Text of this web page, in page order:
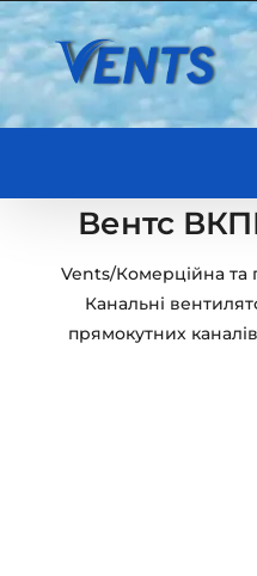
Skip
to
content
Вентс
Vents/Комерційна та
Канальні
прямокутних каналів